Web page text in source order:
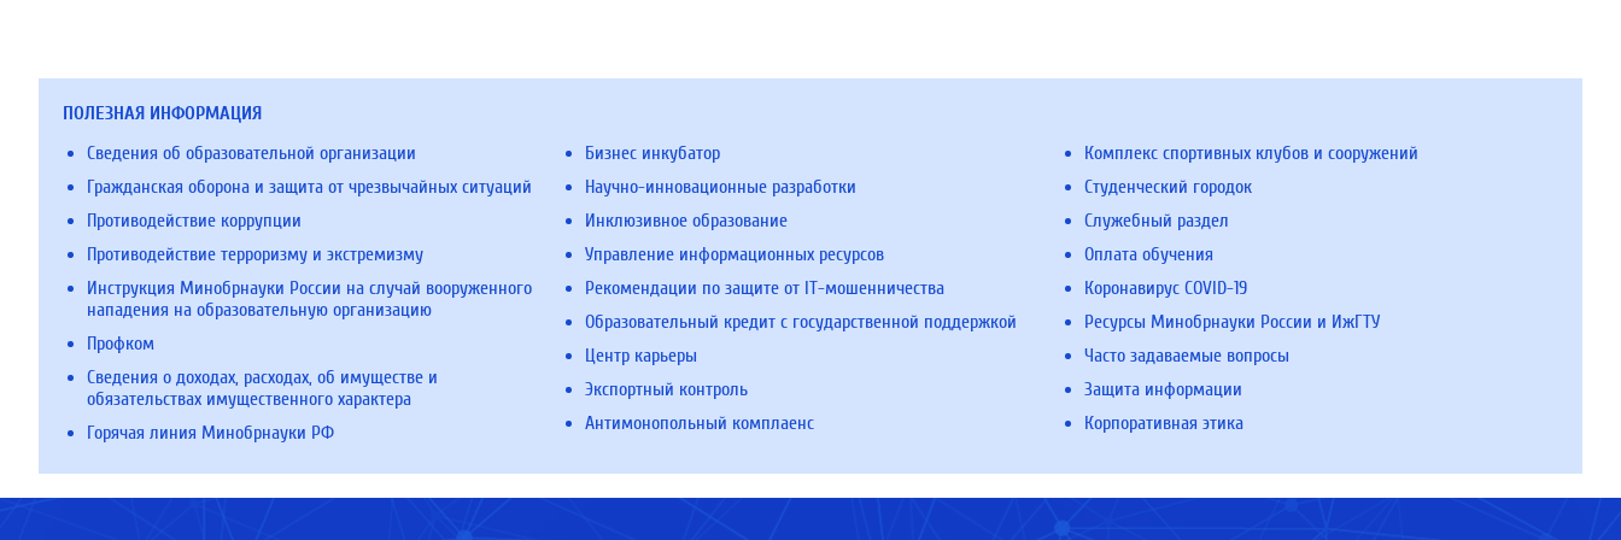
ПОЛЕЗНАЯ ИНФОРМАЦИЯ
Сведения об образовательной организации
Гражданская оборона и защита от чрезвычайных ситуаций
Противодействие коррупции
Противодействие терроризму и экстремизму
Инструкция Минобрнауки России на случай вооруженного
нападения на образовательную организацию
Профком
Сведения о доходах, расходах, об имуществе и
обязательствах имущественного характера
Горячая линия Минобрнауки РФ
Бизнес инкубатор
Научно-инновационные разработки
Инклюзивное образование
Управление информационных ресурсов
Рекомендации по защите от IT-мошенничества
Образовательный кредит с государственной поддержкой
Центр карьеры
Экспортный контроль
Антимонопольный комплаенс
Комплекс спортивных клубов и сооружений
Студенческий городок
Служебный раздел
Оплата обучения
Коронавирус COVID-19
Ресурсы Минобрнауки России и ИжГТУ
Часто задаваемые вопросы
Защита информации
Корпоративная этика